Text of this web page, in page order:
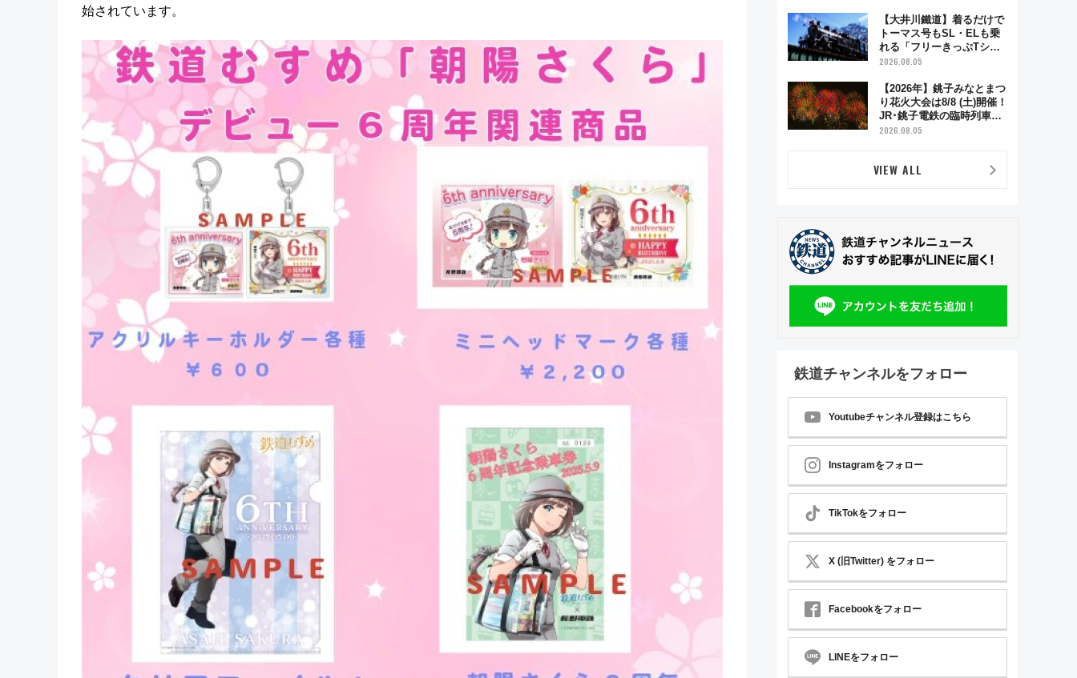
始されています。
生！
【大井川鐵道】着るだけで
トーマス号もSL・ELも乗
れる「フリーきっぷTシャ
ツ」8月6日より受注販売
2026.08.05
【2026年】銚子みなとまつ
り花火大会は8/8 (土)開催！
JR･銚子電鉄の臨時列車や
アクセス情報、利根川に咲
2026.08.05
VIEW ALL
鉄道チャンネルをフォロー
Youtubeチャンネル登録はこちら
Instagramをフォロー
TikTokをフォロー
X (旧Twitter) をフォロー
Facebookをフォロー
LINEをフォロー